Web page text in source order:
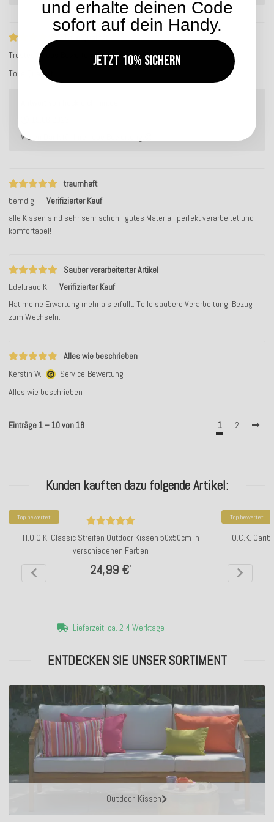
Tolle Qualität
Trusted Shops Bewertung
Service-Bewertung
Tolle Qualität
Vielen Dank für Ihre liebe Bewertung.😊
traumhaft
bernd g
Verifizierter Kauf
alle Kissen sind sehr sehr schön : gutes Material, perfekt verarbeitet und
komfortabel!
Sauber verarbeiterter Artikel
Edeltraud K
Verifizierter Kauf
Hat meine Erwartung mehr als erfüllt. Tolle saubere Verarbeitung, Bezug
zum Wechseln.
Alles wie beschrieben
Kerstin W.
Service-Bewertung
Alles wie beschrieben
Einträge 1 – 10 von 18 1 2
Kunden kauften dazu folgende Artikel:
Top bewertet
H.O.C.K. Classic Streifen Outdoor Kissen 50x50cm in
verschiedenen Farben
24,99 €*
Lieferzeit: ca. 2-4 Werktage
Top bewertet
H.O.C.K.
ENTDECKEN SIE UNSER SORTIMENT
Outdoor Kissen
und erhalte deinen Code
sofort auf dein Handy.
Jetzt 10% sichern